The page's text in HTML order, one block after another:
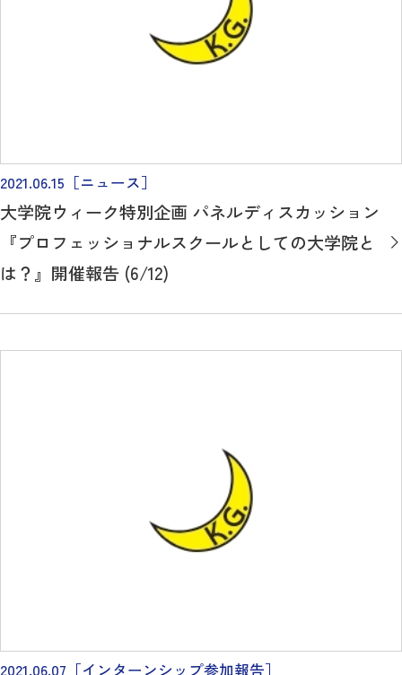
2021.06.15 ［ニュース］
大学院ウィーク特別企画 パネルディスカッション
『プロフェッショナルスクールとしての大学院と
は？』開催報告 (6/12)
2021.06.07 ［インターンシップ参加報告］